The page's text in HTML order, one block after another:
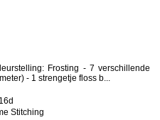
Frosting - 7 verschillende
- 1 strengetje floss b...
Stitching